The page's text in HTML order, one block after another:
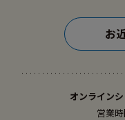
お
オンライン
営業